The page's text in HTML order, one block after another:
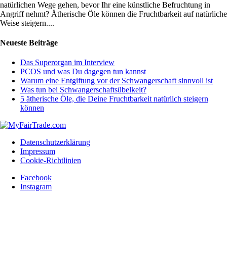
natürlichen Wege gehen, bevor Ihr eine künstliche Befruchtung in
Angriff nehmt? Ätherische Öle können die Fruchtbarkeit auf natürliche
Weise steigern....
Neueste Beiträge
Das Superorgan im Interview
PCOS und was Du dagegen tun kannst
Warum eine Entgiftung vor der Schwangerschaft sinnvoll ist
Was tun bei Schwangerschaftsübelkeit?
5 ätherische Öle, die Deine Fruchtbarkeit natürlich steigern
können
Datenschutzerklärung
Impressum
Cookie-Richtlinien
Facebook
Instagram